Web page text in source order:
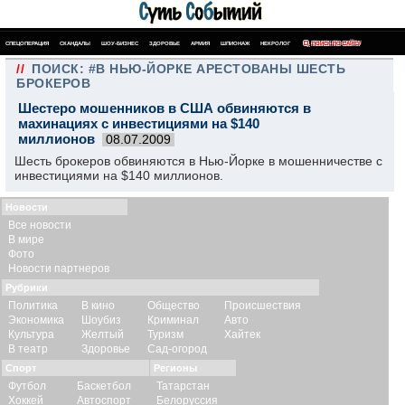
СПЕЦОПЕРАЦИЯ СКАНДАЛЫ ШОУ-БИЗНЕС ЗДОРОВЬЕ АРМИЯ ШПИОНАЖ НЕКРОЛОГ ПОИСК ПО САЙТУ
// ПОИСК: #В НЬЮ-ЙОРКЕ АРЕСТОВАНЫ ШЕСТЬ
БРОКЕРОВ
Шестеро мошенников в США обвиняются в
махинациях с инвестициями на $140
миллионов
08.07.2009
Шесть брокеров обвиняются в Нью-Йорке в мошенничестве с
инвестициями на $140 миллионов.
Новости
Все новости
В мире
Фото
Новости партнеров
Рубрики
Политика
Экономика
Культура
В театр
В кино
Шоубиз
Желтый
Здоровье
Общество
Криминал
Туризм
Сад-огород
Происшествия
Авто
Хайтек
Спорт
Футбол
Хоккей
Баскетбол
Автоспорт
Регионы
Татарстан
Белоруссия